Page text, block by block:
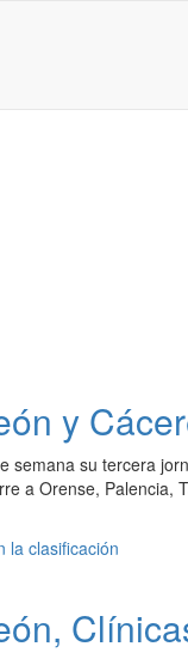
y
semana su tercera
a Orense,